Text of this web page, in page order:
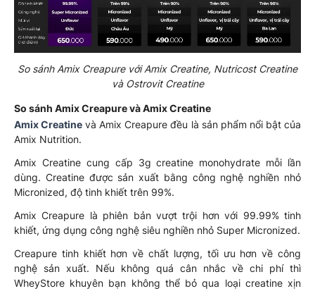
So sánh Amix Creapure với Amix Creatine, Nutricost Creatine
và Ostrovit Creatine
So sánh Amix Creapure và Amix Creatine
Amix Creatine và Amix Creapure đều là sản phẩm nổi bật của
Amix Nutrition.
Amix Creatine cung cấp 3g creatine monohydrate mỗi lần
dùng. Creatine được sản xuất bằng công nghệ nghiền nhỏ
Micronized, độ tinh khiết trên 99%.
Amix Creapure là phiên bản vượt trội hơn với 99.99% tinh
khiết, ứng dụng công nghệ siêu nghiền nhỏ Super Micronized.
Creapure tinh khiết hơn về chất lượng, tối ưu hơn về công
nghệ sản xuất. Nếu không quá cân nhắc về chi phí thì
WheyStore khuyên bạn không thể bỏ qua loại creatine xịn